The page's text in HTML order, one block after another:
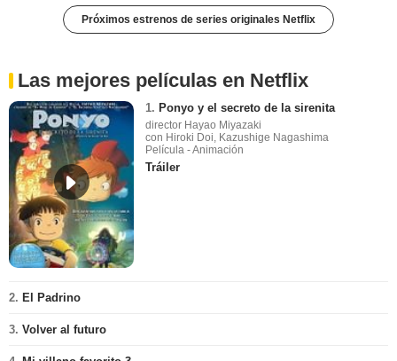
Próximos estrenos de series originales Netflix
Las mejores películas en Netflix
1. Ponyo y el secreto de la sirenita
director Hayao Miyazaki
con Hiroki Doi, Kazushige Nagashima
Película - Animación
Tráiler
2. El Padrino
3. Volver al futuro